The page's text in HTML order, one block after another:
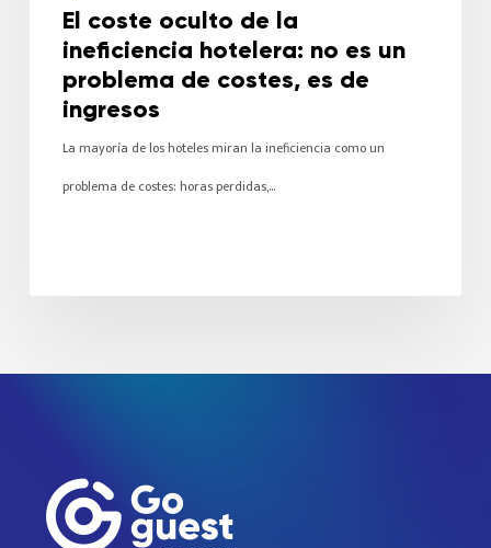
El coste oculto de la
ineficiencia hotelera: no es un
problema de costes, es de
ingresos
La mayoría de los hoteles miran la ineficiencia como un
problema de costes: horas perdidas,…